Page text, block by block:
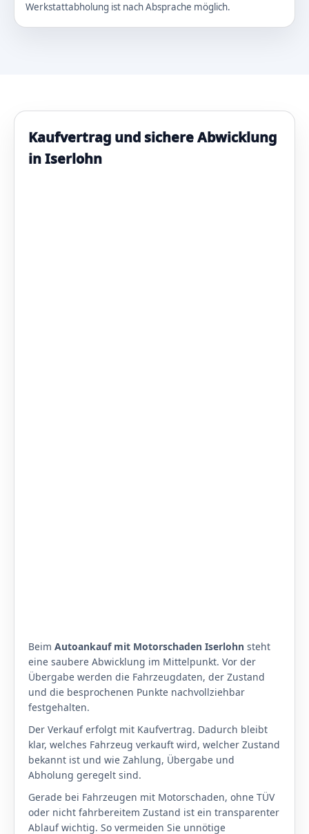
Werkstattabholung ist nach Absprache möglich.
Kaufvertrag und sichere Abwicklung
in Iserlohn
Beim Autoankauf mit Motorschaden Iserlohn steht
eine saubere Abwicklung im Mittelpunkt. Vor der
Übergabe werden die Fahrzeugdaten, der Zustand
und die besprochenen Punkte nachvollziehbar
festgehalten.
Der Verkauf erfolgt mit Kaufvertrag. Dadurch bleibt
klar, welches Fahrzeug verkauft wird, welcher Zustand
bekannt ist und wie Zahlung, Übergabe und
Abholung geregelt sind.
Gerade bei Fahrzeugen mit Motorschaden, ohne TÜV
oder nicht fahrbereitem Zustand ist ein transparenter
Ablauf wichtig. So vermeiden Sie unnötige